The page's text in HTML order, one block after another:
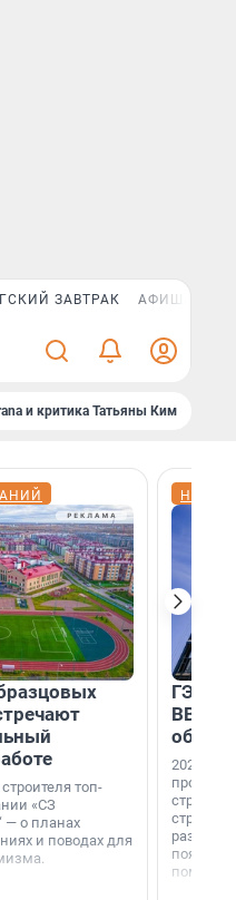
ЗАВТРАК АФИША PLUS
и критика Татьяны Ким
топ-
«СЗ
— о планах
и поводах для
ГЭС,
ВВП: в
об
2026-й —
раз. В